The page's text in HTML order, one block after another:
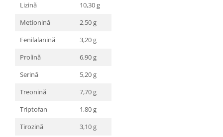
Lizină
10,30 g
Metionină
2,50 g
Fenilalanină
3,20 g
Prolină
6,90 g
Serină
5,20 g
Treonină
7,70 g
Triptofan
1,80 g
Tirozină
3,10 g